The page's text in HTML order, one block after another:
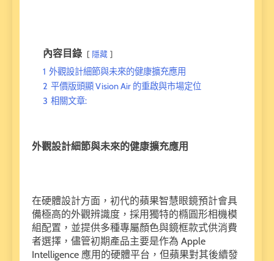
內容目錄 隱藏
1 外觀設計細節與未來的健康擴充應用
2 平價版頭顯 Vision Air 的重啟與市場定位
3 相關文章:
外觀設計細節與未來的健康擴充應用
在硬體設計方面，初代的蘋果智慧眼鏡預計會具
備極高的外觀辨識度，採用獨特的橢圓形相機模
組配置，並提供多種專屬顏色與鏡框款式供消費
者選擇，儘管初期產品主要是作為 Apple
Intelligence 應用的硬體平台，但蘋果對其後續發